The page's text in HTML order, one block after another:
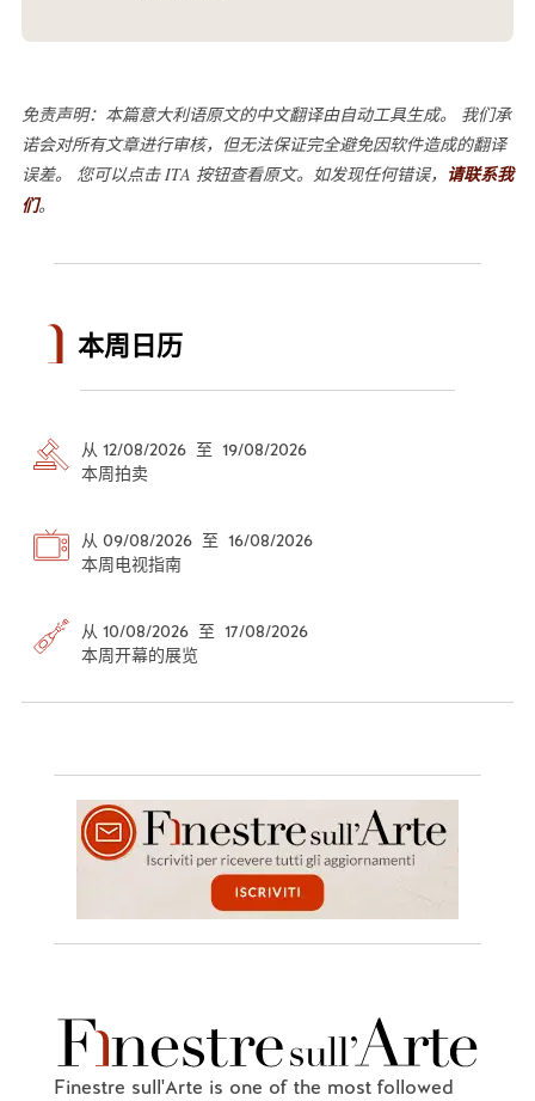
免责声明：本篇意大利语原文的中文翻译由自动工具生成。 我们承
诺会对所有文章进行审核，但无法保证完全避免因软件造成的翻译
误差。 您可以点击 ITA 按钮查看原文。如发现任何错误， 请联系我
们。
本周日历
从 12/08/2026 至 19/08/2026
本周拍卖
从 09/08/2026 至 16/08/2026
本周电视指南
从 10/08/2026 至 17/08/2026
本周开幕的展览
Finestre sull'Arte is one of the most followed